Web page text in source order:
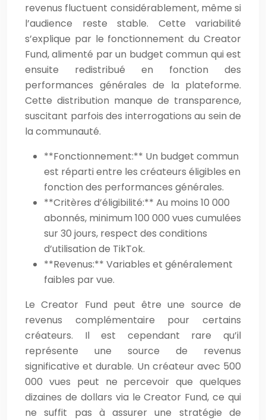
revenus fluctuent considérablement, même si
l’audience reste stable. Cette variabilité
s’explique par le fonctionnement du Creator
Fund, alimenté par un budget commun qui est
ensuite redistribué en fonction des
performances générales de la plateforme.
Cette distribution manque de transparence,
suscitant parfois des interrogations au sein de
la communauté.
**Fonctionnement:** Un budget commun
est réparti entre les créateurs éligibles en
fonction des performances générales.
**Critères d’éligibilité:** Au moins 10 000
abonnés, minimum 100 000 vues cumulées
sur 30 jours, respect des conditions
d’utilisation de TikTok.
**Revenus:** Variables et généralement
faibles par vue.
Le Creator Fund peut être une source de
revenus complémentaire pour certains
créateurs. Il est cependant rare qu’il
représente une source de revenus
significative et durable. Un créateur avec 500
000 vues peut ne percevoir que quelques
dizaines de dollars via le Creator Fund, ce qui
ne suffit pas à assurer une stratégie de